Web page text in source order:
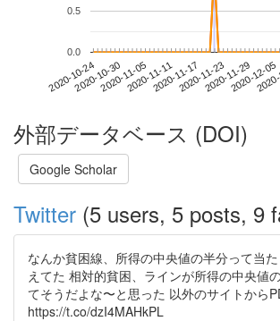
2020-10-242020-10-302020-11-052020-11-112020-11-172020-11-232020-11-292020-12-05
0.0
0.5
外部データベース (DOI)
Google Scholar
Twitter (5 users, 5 posts, 9
なんか貧困線、所得の中央値の半分って当
えてた 相対的貧困、ラインが所得の中央値
てそうだよな〜と思った 以外のサイトから
https://t.co/dzI4MAHkPL